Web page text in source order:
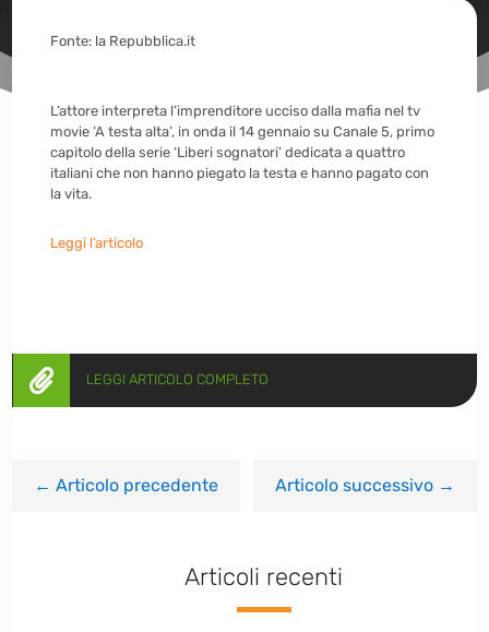
Fonte: la Repubblica.it
L’attore interpreta l’imprenditore ucciso dalla mafia nel tv
movie ‘A testa alta’, in onda il 14 gennaio su Canale 5, primo
capitolo della serie ‘Liberi sognatori’ dedicata a quattro
italiani che non hanno piegato la testa e hanno pagato con
la vita.
Leggi l’articolo
 LEGGI ARTICOLO COMPLETO
←Articolo precedente Articolo successivo→
Articoli recenti